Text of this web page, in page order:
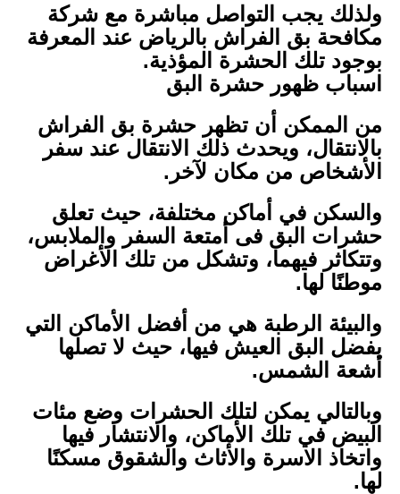
ولذلك يجب التواصل مباشرة مع شركة
مكافحة بق الفراش بالرياض عند المعرفة
بوجود تلك الحشرة المؤذية.
اسباب ظهور حشرة البق
من الممكن أن تظهر حشرة بق الفراش
بالانتقال، ويحدث ذلك الانتقال عند سفر
الأشخاص من مكان لآخر.
والسكن في أماكن مختلفة، حيث تعلق
حشرات البق فى أمتعة السفر والملابس،
وتتكاثر فيهما، وتشكل من تلك الأغراض
موطنًا لها.
والبيئة الرطبة هي من أفضل الأماكن التي
يفضل البق العيش فيها، حيث لا تصلها
أشعة الشمس.
وبالتالي يمكن لتلك الحشرات وضع مئات
البيض في تلك الأماكن، والانتشار فيها
واتخاذ الاسرة والأثاث والشقوق مسكنًا
لها.